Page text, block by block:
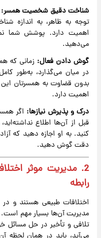
شناخت دقیق شخصیت همسر:
توجه به ظاهر، به اندازه
اهمیت دارد. پوشش شما
می‌دهید.
گوش دادن فعال: زمانی که
در میان می‌گذارد، به‌طور
بدون قضاوت به همسرتان
اهمیت دارد.
درک و پذیرش نیازها: اگر
قبل از آن‌ها اطلاع
کنید. به او اجازه دهید که
دقت گوش دهید.
2. مدیریت موثر
رابطه
اختلافات طبیعی هستند و در
مدیریت آن‌ها بسیار مهم
تلافی و تأخیر در حل مسائل